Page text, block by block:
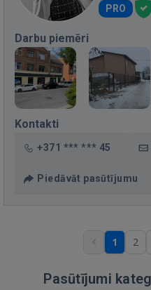
PRO
Darbu piemēri
Kontakti
+371 *** *** 45
Piedāvāt pasūtījumu
1 2
Pasūtījumi